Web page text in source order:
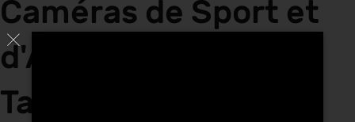
Caméras de Sport et
d'Action Plongée à
Tanger